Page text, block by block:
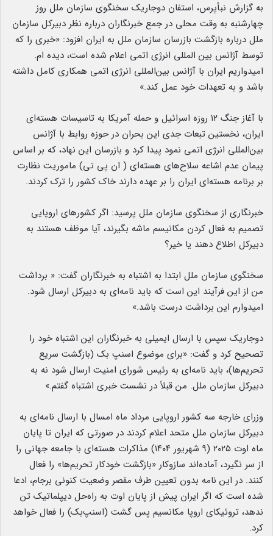
به گزارش نبأپرس، استفان دوجاریک سخنگوی سازمان ملل روز
چهارشنبه به وقت محلی در جمع خبرنگاران درباره نظر دبیرکل سازمان
ملل درباره بازگشت بازرسان سازمان ملل به ایران افزود: «خبری را که
توسط آژانس بین المللی انرژی اتمی اعلام شده است، دیده ام.
امیدواریم ایران با آژانس بین‌المللی انرژی اتمی همکاری کامل داشته
باشد و به تعهدات خود عمل کند.»
با آغاز جنگ ۱۲ روزه اسرائیل و حمله آمریکا به تاسیسات هسته‌ای
ایران، نخستین تبعات جدی این بحران در حوزه روابط با آژانس
بین‌المللی انرژی اتمی نمود پیدا کرد و بازرسان این نهاد، که بر اساس
پیمان عدم اشاعه سلاح‌های هسته‌ای ( ان پی تی) ماموریت نظارت
بر برنامه هسته‌ای ایران را بر عهده دارند خاک کشور را ترک کردند.
خبرنگاری از سخنگوی سازمان ملل پرسید: اگر کشورهای اروپایی
تصمیم به فعال کردن مکانیسم ماشه بگیرند، آیا موظف هستند به
دبیرکل اطلاع دهند یا خیر؟
سخنگوی سازمان ملل ابتدا به اشتباه به خبرنگاران گفت: « برداشت
من از این فرآیند این است که باید نامه‌ای به دبیرکل ارسال شود.
امیدوارم این برداشت درست باشد.»
دوجاریک سپس با ارسال ایمیلی به خبرنگاران این اشتباه خود را
تصحیح کرد و گفت: «برای موضوع اسنپ بک (بازگشت سریع
تحریم‌ها)، باید نامه‌ای به رئیس شورای امنیت ارسال شود نه به
دبیرکل سازمان ملل. من قبلاً در نشست خبری اشتباه گفتم.»
وزرای خارجه سه کشور اروپایی مرداد ماه امسال با ارسال نامه‌ای به
دبیرکل سازمان ملل متحد اعلام کردند در صورتی که ایران تا پایان
ماه اوت ۲۰۲۵ (۹ شهریور ۱۴۰۴) مذاکرات هسته‌ای با جامعه جهانی را
از سر نگیرد، آماده‌اند سازوکار «بازگشت خودکار تحریم‌ها» را فعال
کنند. در این نامه بدون تعیین طرف مقصر وضعیت کنونی برجام، ادعا
شده است که اگر ایران پیش از پایان اوت به راه‌حل دیپلماتیک تن
ندهد، تروئیکای اروپا مکانسیم پس گشت (اسنپ‌بک) را فعال خواهد
کرد.